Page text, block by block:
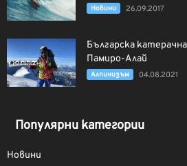
Новини 26.09.2017
Българска
Памиро-Алай
Алпинизъм 04.08.2021
Популярни категории
Новини